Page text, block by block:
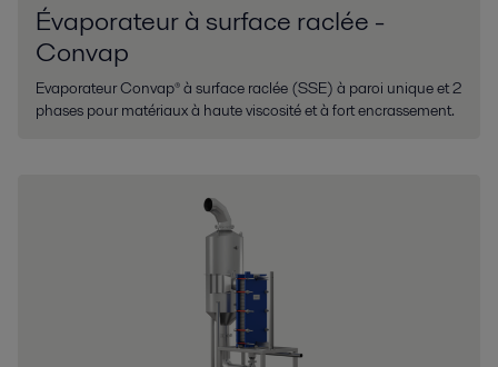
Évaporateur à surface raclée -
Convap
Evaporateur Convap® à surface raclée (SSE) à paroi unique et 2
phases pour matériaux à haute viscosité et à fort encrassement.